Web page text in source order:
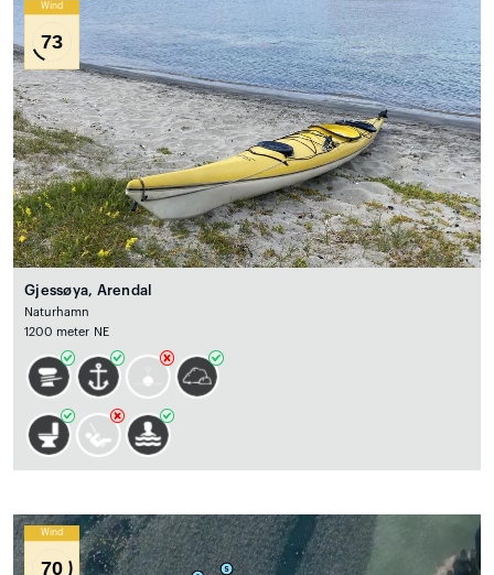
Wind
73
Gjessøya, Arendal
Naturhamn
1200 meter NE
Wind
70